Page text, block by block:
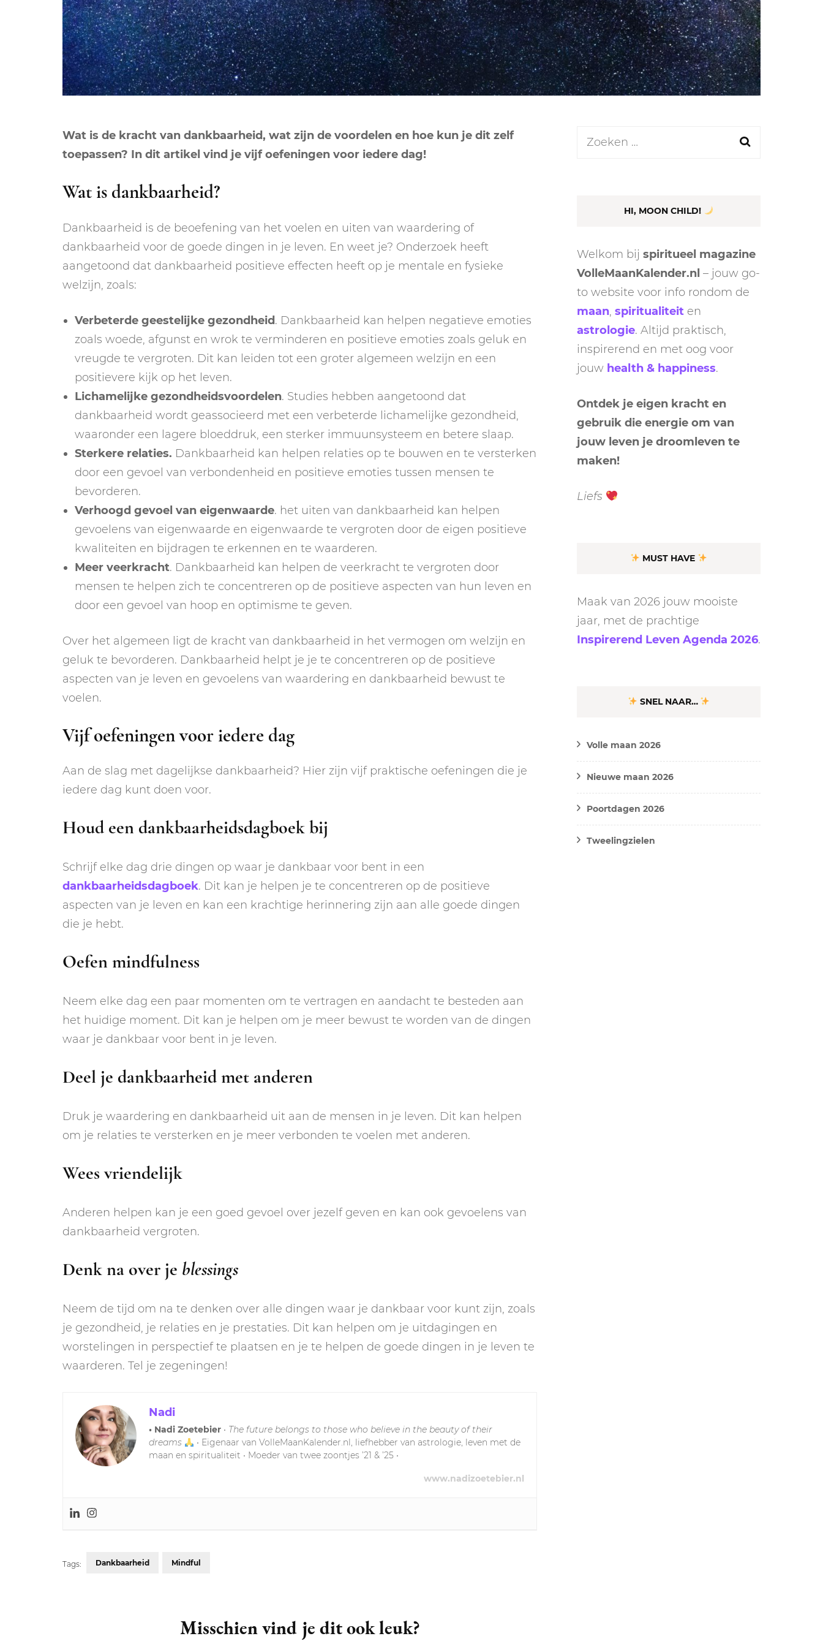
NEGENDE HUIS
TIENDE HUIS
ELFDE HUIS
NEPTUNUS
PLUTO
CHIRON
ORAKEL
RITUELEN
NIEUWE MAAN
RITUELEN
MERCURIUS
SPIRIT ANIMALS
Wat is de kracht van dankbaarheid, wat zijn de voordelen en hoe kun je dit zelf
toepassen? In dit artikel vind je vijf oefeningen voor iedere dag!
Wat is dankbaarheid?
Dankbaarheid is de beoefening van het voelen en uiten van waardering of
dankbaarheid voor de goede dingen in je leven. En weet je? Onderzoek heeft
aangetoond dat dankbaarheid positieve effecten heeft op je mentale en fysieke
welzijn, zoals:
Verbeterde geestelijke gezondheid. Dankbaarheid kan helpen negatieve emoties
zoals woede, afgunst en wrok te verminderen en positieve emoties zoals geluk en
vreugde te vergroten. Dit kan leiden tot een groter algemeen welzijn en een
positievere kijk op het leven.
Lichamelijke gezondheidsvoordelen. Studies hebben aangetoond dat
dankbaarheid wordt geassocieerd met een verbeterde lichamelijke gezondheid,
waaronder een lagere bloeddruk, een sterker immuunsysteem en betere slaap.
Sterkere relaties. Dankbaarheid kan helpen relaties op te bouwen en te versterken
door een gevoel van verbondenheid en positieve emoties tussen mensen te
bevorderen.
Verhoogd gevoel van eigenwaarde. het uiten van dankbaarheid kan helpen
gevoelens van eigenwaarde en eigenwaarde te vergroten door de eigen positieve
kwaliteiten en bijdragen te erkennen en te waarderen.
Meer veerkracht. Dankbaarheid kan helpen de veerkracht te vergroten door
mensen te helpen zich te concentreren op de positieve aspecten van hun leven en
door een gevoel van hoop en optimisme te geven.
Over het algemeen ligt de kracht van dankbaarheid in het vermogen om welzijn en
geluk te bevorderen. Dankbaarheid helpt je je te concentreren op de positieve
aspecten van je leven en gevoelens van waardering en dankbaarheid bewust te
voelen.
Vijf oefeningen voor iedere dag
Aan de slag met dagelijkse dankbaarheid? Hier zijn vijf praktische oefeningen die je
iedere dag kunt doen voor.
Houd een dankbaarheidsdagboek bij
Schrijf elke dag drie dingen op waar je dankbaar voor bent in een
dankbaarheidsdagboek. Dit kan je helpen je te concentreren op de positieve
aspecten van je leven en kan een krachtige herinnering zijn aan alle goede dingen
die je hebt.
Oefen mindfulness
Neem elke dag een paar momenten om te vertragen en aandacht te besteden aan
het huidige moment. Dit kan je helpen om je meer bewust te worden van de dingen
waar je dankbaar voor bent in je leven.
Deel je dankbaarheid met anderen
Druk je waardering en dankbaarheid uit aan de mensen in je leven. Dit kan helpen
om je relaties te versterken en je meer verbonden te voelen met anderen.
Wees vriendelijk
Anderen helpen kan je een goed gevoel over jezelf geven en kan ook gevoelens van
dankbaarheid vergroten.
Denk na over je blessings
Neem de tijd om na te denken over alle dingen waar je dankbaar voor kunt zijn, zoals
je gezondheid, je relaties en je prestaties. Dit kan helpen om je uitdagingen en
worstelingen in perspectief te plaatsen en je te helpen de goede dingen in je leven te
waarderen. Tel je zegeningen!
Nadi
• Nadi Zoetebier • The future belongs to those who believe in the beauty of their
dreams
• Eigenaar van VolleMaanKalender.nl, liefhebber van astrologie, leven met de
maan en spiritualiteit • Moeder van twee zoontjes ’21 & ’25 •
www.nadizoetebier.nl
Tags: Dankbaarheid Mindful
Misschien vind je dit ook leuk?
Zoeken
HI, MOON CHILD!
Welkom bij spiritueel magazine
VolleMaanKalender.nl – jouw go-
to website voor info rondom de
maan, spiritualiteit en
astrologie. Altijd praktisch,
inspirerend en met oog voor
jouw health & happiness.
Ontdek je eigen kracht en
gebruik die energie om van
jouw leven je droomleven te
maken!
Liefs
MUST HAVE
Maak van 2026 jouw mooiste
jaar, met de prachtige
Inspirerend Leven Agenda 2026.
SNEL NAAR…
Volle maan 2026
Nieuwe maan 2026
Poortdagen 2026
Tweelingzielen